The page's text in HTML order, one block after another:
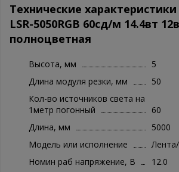
Технические
LSR-5050RGB 60сд/м 14.4вт
полноцветная
Высота, мм
5
Длина модуля резки, мм
50
Кол-во источников света на
1метр погонный
60
Длина, мм
5000
Модель или исполнение
Номин раб напряжение, В
12.0